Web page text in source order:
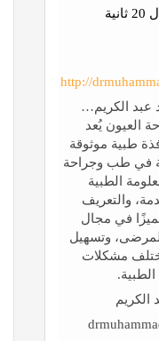
http://
عبد الكريم…
العيون يُعد
طبية موثوقة
في طب وجراحة
الطبية
والتعريف
في مجال
وتسهيل
مشكلات
الكريم